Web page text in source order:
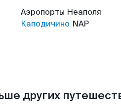
Аэропорты Неаполя
Каподичино NAP
других